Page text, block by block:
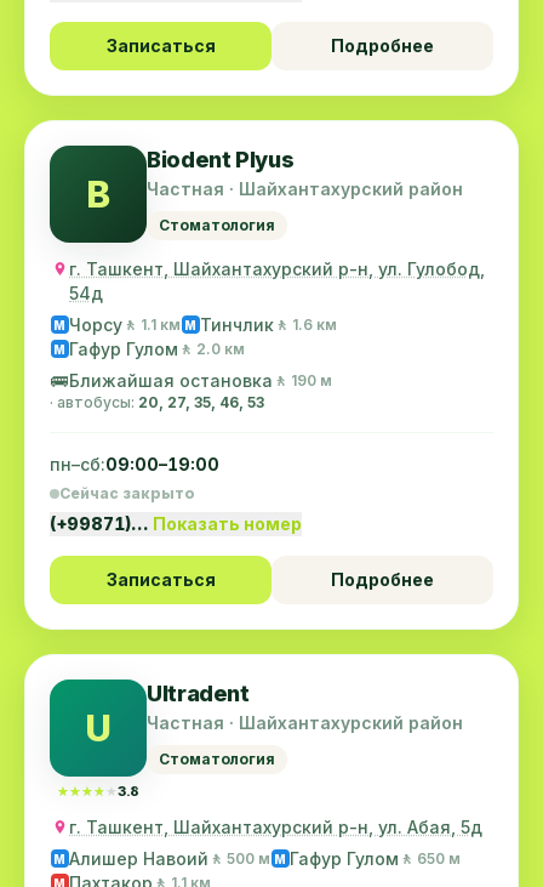
Записаться Подробнее
B
Biodent Plyus
Частная · Шайхантахурский район
Стоматология
г. Ташкент, Шайхантахурский р-н, ул. Гулобод,
54д
M Чорсу 🚶 1.1 км M Тинчлик 🚶 1.6 км
M Гафур Гулом 🚶 2.0 км
🚌Ближайшая остановка 🚶 190 м
· автобусы: 20, 27, 35, 46, 53
пн–сб:09:00–19:00
Сейчас закрыто
(+99871)… Показать номер
Записаться Подробнее
U
★★★★★
★★★★★3.8
Ultradent
Частная · Шайхантахурский район
Стоматология
г. Ташкент, Шайхантахурский р-н, ул. Абая, 5д
M Алишер Навоий 🚶 500 м M Гафур Гулом 🚶 650 м
M Пахтакор 🚶 1.1 км